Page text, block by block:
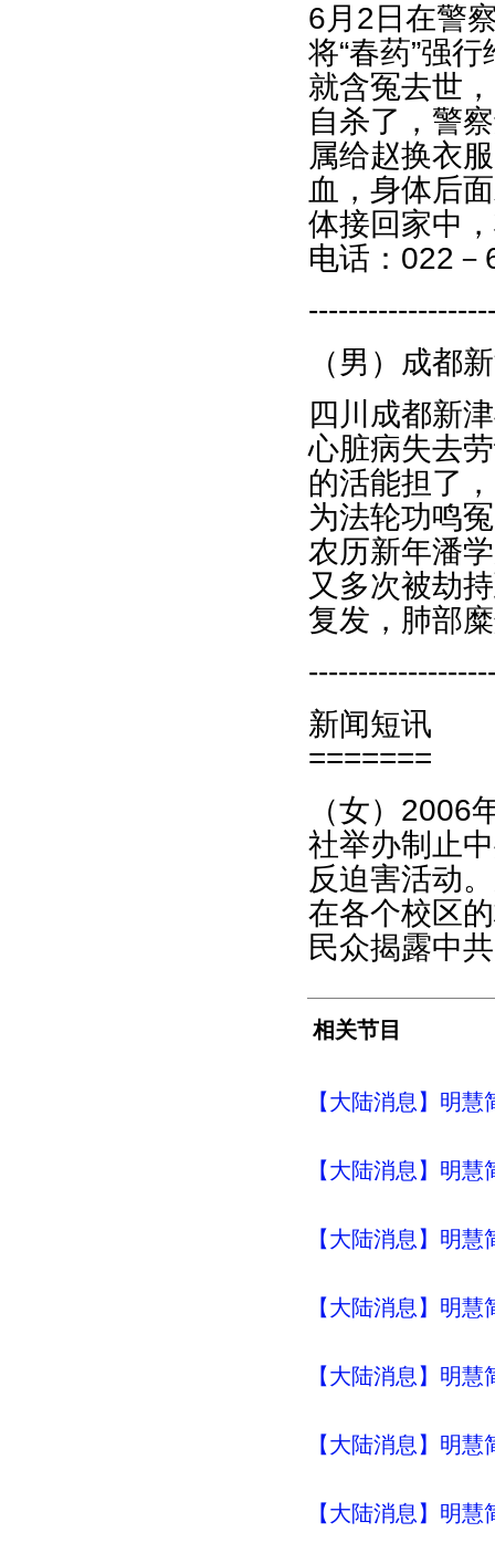
6月2日在警
将“春药”强
就含冤去世
自杀了，警
属给赵换衣
血，身体后
体接回家中
电话：022
（男）成都
四川成都新
心脏病失去
的活能担了
为法轮功鸣
农历新年潘
又多次被劫
复发，肺部
新闻短讯
=======
（女）2006
社举办制止
反迫害活动
在各个校区
民众揭露中
相关节目
【大陆消息】明
【大陆消息】明
【大陆消息】明
【大陆消息】明
【大陆消息】明
【大陆消息】明
【大陆消息】明